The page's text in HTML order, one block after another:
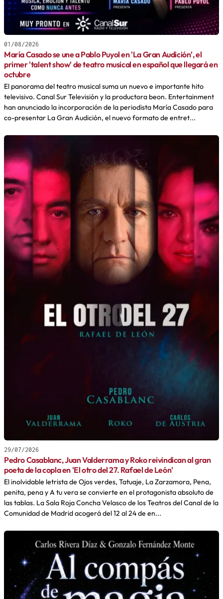
01/08/2026
María Casado se une a Pablo Puyol en 'La Gran Audición', el
primer 'talent show' de teatro musical en español que llegará en
octubre
El panorama del teatro musical suma un nuevo e importante hito
televisivo. Canal Sur Televisión y la productora beon. Entertainment
han anunciado la incorporación de la periodista María Casado para
co-presentar La Gran Audición, el nuevo formato de entret...
29/07/2026
Pedro Casablanc, Juan Valderrama y Roko reivindican al gran
poeta de la copla en 'El otro del 27. Rafael de León'
El inolvidable letrista de Ojos verdes, Tatuaje, La Zarzamora, Pena,
penita, pena y A tu vera se convierte en el protagonista absoluto de
las tablas. La Sala Roja Concha Velasco de los Teatros del Canal de la
Comunidad de Madrid acogerá del 12 al 24 de en...